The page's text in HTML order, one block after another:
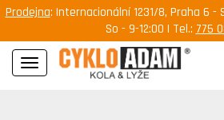
Prodejna: Internacionální 1231/8, Praha 6 -
So - 9-12:00 | Tel.: 775
Navigace